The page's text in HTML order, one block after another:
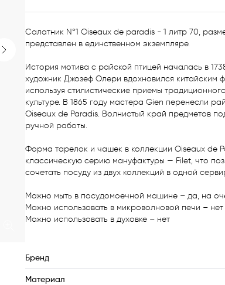
Next slide
Салатник N°1 Oiseaux de paradis - 1 литр 70,
представлен в единственном экземпляре.
История мотива с райской птицей началась в
художник Джозеф Олери вдохновился китайским
используя стилистические приемы
культуре. В 1865 году мастера Gien перенесли
Oiseaux de Paradis. Волнистый край предметов
ручной работы.
Форма тарелок и чашек в коллекции Oiseaux de
классическую серию мануфактуры — Filet, что
сочетать посуду из двух коллекций в одной
Можно мыть в посудомоечной машине – да, на
Можно использовать в микроволновой печи – нет
Можно использовать в духовке – нет
Бренд
Материал